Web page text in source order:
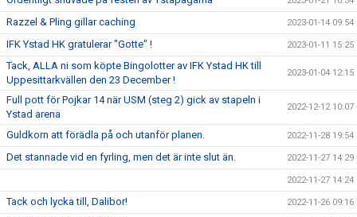
Razzel & Pling gillar caching 2023-01-14 09:54
IFK Ystad HK gratulerar "Gotte" ! 2023-01-11 15:25
Tack, ALLA ni som köpte Bingolotter av IFK Ystad HK till
Uppesittarkvällen den 23 December !
2023-01-04 12:15
Full pott för Pojkar 14 när USM (steg 2) gick av stapeln i
Ystad arena
2022-12-12 10:07
Guldkorn att förädla på och utanför planen. 2022-11-28 19:54
Det stannade vid en fyrling, men det är inte slut än. 2022-11-27 14:29
2022-11-27 14:24
Tack och lycka till, Dalibor! 2022-11-26 09:16